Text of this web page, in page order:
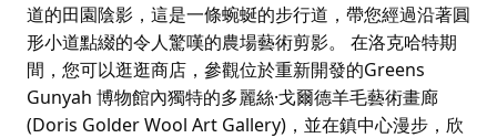
道的田園陰影，這是一條蜿蜒的步行道，帶您經過沿著圓
形小道點綴的令人驚嘆的農場藝術剪影。 在洛克哈特期
間，您可以逛逛商店，參觀位於重新開發的Greens
Gunyah 博物館內獨特的多麗絲·戈爾德羊毛藝術畫廊
(Doris Golder Wool Art Gallery)，並在鎮中心漫步，欣